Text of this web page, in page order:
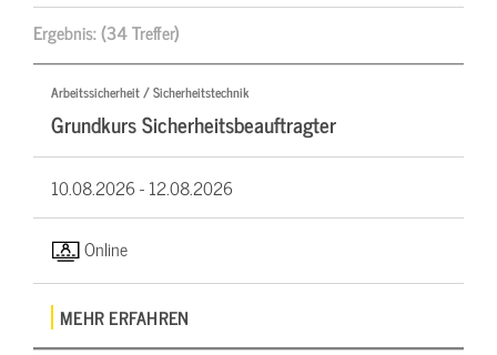
Ergebnis:(34 Treffer)
Arbeitssicherheit / Sicherheitstechnik
Grundkurs Sicherheitsbeauftragter
10.08.2026 -12.08.2026
Online
MEHR ERFAHREN